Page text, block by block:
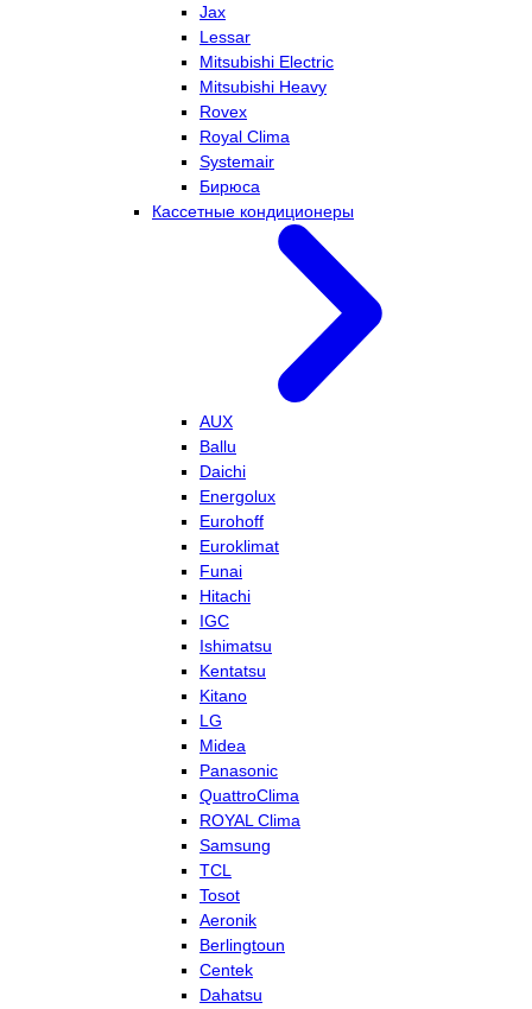
Jax
Lessar
Mitsubishi Electric
Mitsubishi Heavy
Rovex
Royal Clima
Systemair
Бирюса
Кассетные кондиционеры
AUX
Ballu
Daichi
Energolux
Eurohoff
Euroklimat
Funai
Hitachi
IGC
Ishimatsu
Kentatsu
Kitano
LG
Midea
Panasonic
QuattroClima
ROYAL Clima
Samsung
TCL
Tosot
Aeronik
Berlingtoun
Centek
Dahatsu